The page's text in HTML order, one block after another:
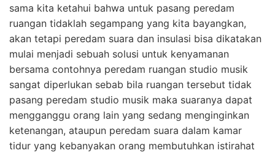
sama kita ketahui bahwa untuk pasang peredam
ruangan tidaklah segampang yang kita bayangkan,
akan tetapi peredam suara dan insulasi bisa dikatakan
mulai menjadi sebuah solusi untuk kenyamanan
bersama contohnya peredam ruangan studio musik
sangat diperlukan sebab bila ruangan tersebut tidak
pasang peredam studio musik maka suaranya dapat
mengganggu orang lain yang sedang menginginkan
ketenangan, ataupun peredam suara dalam kamar
tidur yang kebanyakan orang membutuhkan istirahat